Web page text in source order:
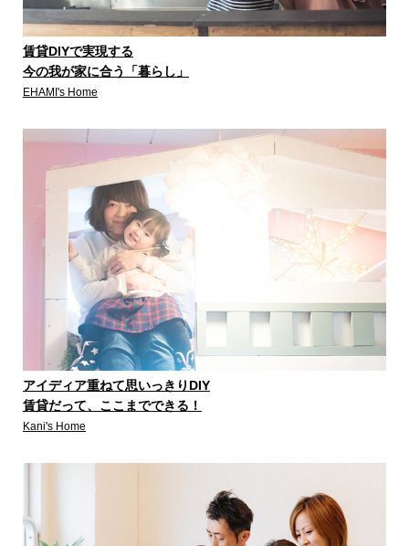
賃貸DIYで実現する
今の我が家に合う「暮らし」
EHAMI's Home
アイディア重ねて思いっきりDIY
賃貸だって、ここまでできる！
Kani's Home